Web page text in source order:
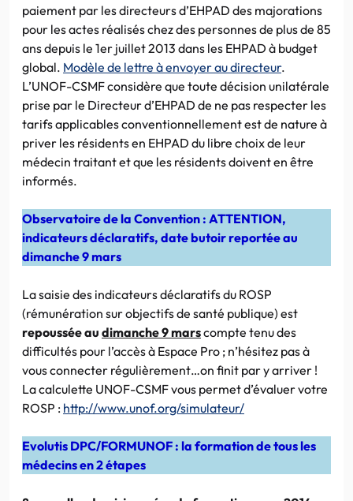
paiement par les directeurs d’EHPAD des majorations
pour les actes réalisés chez des personnes de plus de 85
ans depuis le 1er juillet 2013 dans les EHPAD à budget
global. Modèle de lettre à envoyer au directeur.
L’UNOF-CSMF considère que toute décision unilatérale
prise par le Directeur d’EHPAD de ne pas respecter les
tarifs applicables conventionnellement est de nature à
priver les résidents en EHPAD du libre choix de leur
médecin traitant et que les résidents doivent en être
informés.
Observatoire de la Convention : ATTENTION,
indicateurs déclaratifs, date butoir reportée au
dimanche 9 mars
La saisie des indicateurs déclaratifs du ROSP
(rémunération sur objectifs de santé publique) est
repoussée au dimanche 9 marscompte tenu des
difficultés pour l’accès à Espace Pro ; n’hésitez pas à
vous connecter régulièrement…on finit par y arriver !
La calculette UNOF-CSMF vous permet d’évaluer votre
ROSP : http://www.unof.org/simulateur/
Evolutis DPC/FORMUNOF : la formation de tous les
médecins en 2 étapes